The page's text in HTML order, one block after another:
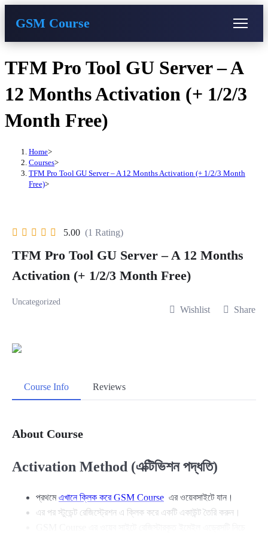
GSM Course
Instructor Registration
Skip
TFM Pro Tool GU Server – A
12 Months Activation (+ 1/2/3
Month Free)
Home>
Courses>
TFM Pro Tool GU Server – A 12 Months Activation (+ 1/2/3 Month
Free)>
5.00 (1 Rating)
TFM Pro Tool GU Server – A 12 Months
Activation (+ 1/2/3 Month Free)
Uncategorized
Wishlist Share
Course Info Reviews
About Course
Activation Method (এক্টিভিশন পদ্ধতি)
প্রথমেএখানে ক্লিক করে GSM Course এর ওয়েবসাইটে যান।
এর পর স্টুডেন্ট রেজিস্ট্রেশন এ ক্লিক করে একটি একাউন্ট তৈরি করুন।